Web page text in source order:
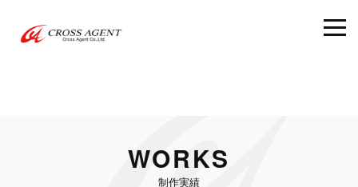
WORKS
制作実績